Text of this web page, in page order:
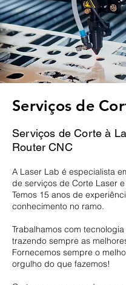
Serviços de
Serviços de Corte à
Router CNC
A Laser Lab é especialista
de serviços de Corte Laser e
Temos 15 anos de
conhecimento no ramo.
Trabalhamos com
trazendo sempre as
Fornecemos sempre o
orgulho do que fazemos!